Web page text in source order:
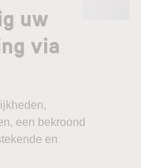
uw
via
een bekroond
en